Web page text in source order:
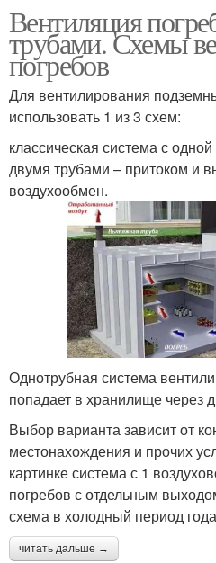
Вентиляция
трубами. Схемы
погребов
Для вентилирования
использовать 1 из 3 схем:
классическая система с
двумя трубами – притоком и
воздухообмен.
Однотрубная система
попадает в хранилище через
Выбор варианта зависит от
местонахождения и прочих
картинке система с 1
погребов с отдельным
схема в холодный период
читать дальше →